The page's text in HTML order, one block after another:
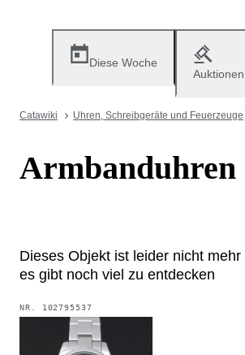
Diese Woche
Auktionen
Catawiki Uhren, Schreibgeräte und Feuerzeuge
Armbanduhren
Dieses Objekt ist leider nicht
es gibt noch viel zu entdecken
NR. 102795537